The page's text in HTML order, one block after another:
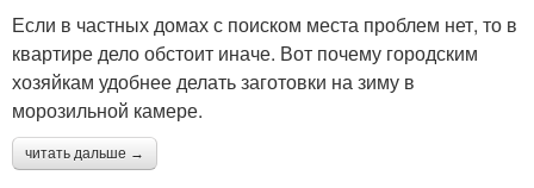
Если в частных домах с поиском места проблем нет, то в
квартире дело обстоит иначе. Вот почему городским
хозяйкам удобнее делать заготовки на зиму в
морозильной камере.
читать дальше →